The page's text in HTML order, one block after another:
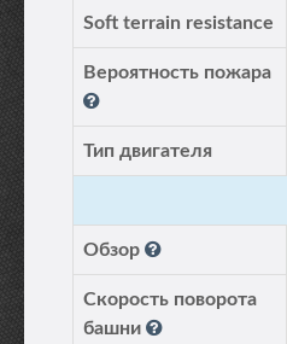
Soft terrain resistance
Вероятность пожара
Тип двигателя
Обзор
Скорость поворота
башни